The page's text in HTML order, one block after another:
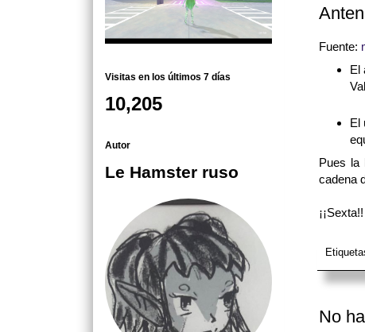
Fuente:
El
El
Pues la
cadena
No
Visitas en los últimos 7 días
10,205
Autor
Le Hamster ruso